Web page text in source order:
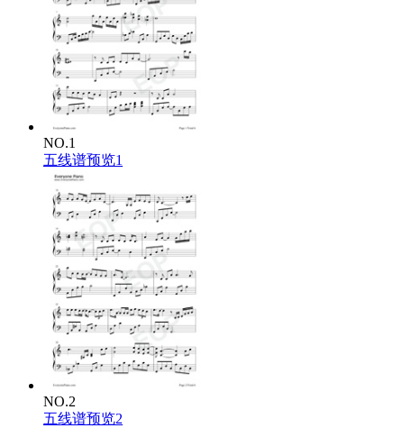
NO.1
五线谱预览1
NO.2
五线谱预览2